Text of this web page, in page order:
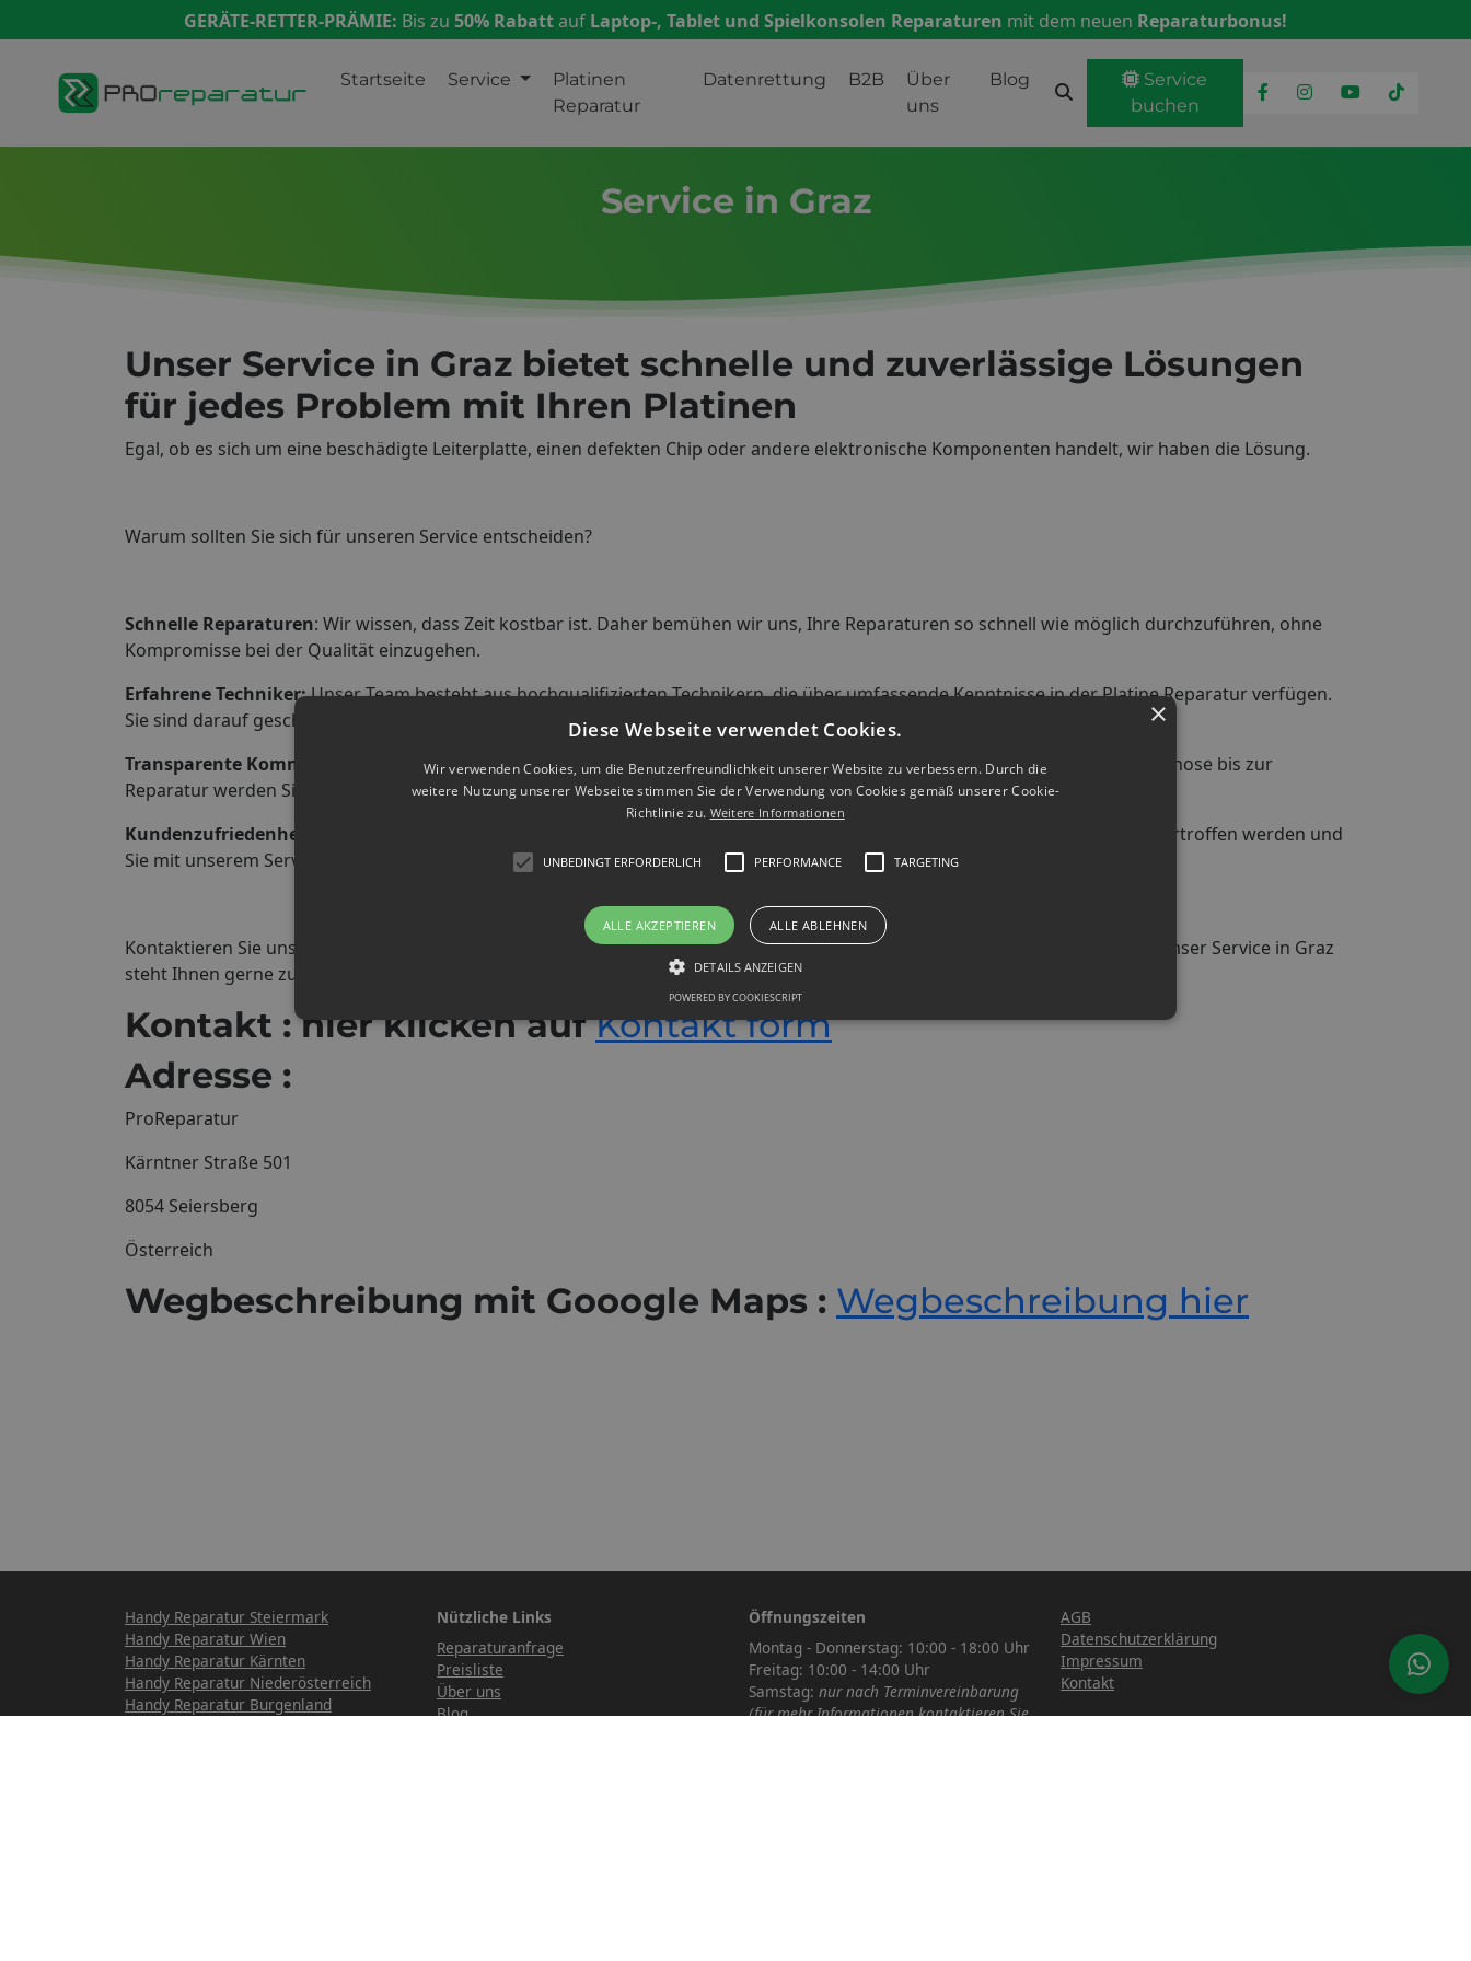
GERÄTE-RETTER-PRÄMIE: Bis zu 50% Rabattauf Laptop-, Tablet und Spielkonsolen Reparaturen mit dem neuen Reparaturbonus!
Startseite Service
Platinen
Reparatur
Datenrettung B2B
Über
uns
Blog
Service
buchen
Service in Graz
Unser Service in Graz bietet schnelle und zuverlässige Lösungen
für jedes Problem mit Ihren Platinen
Egal, ob es sich um eine beschädigte Leiterplatte, einen defekten Chip oder andere elektronische Komponenten handelt, wir haben die Lösung.
Warum sollten Sie sich für unseren Service entscheiden?
Schnelle Reparaturen: Wir wissen, dass Zeit kostbar ist. Daher bemühen wir uns, Ihre Reparaturen so schnell wie möglich durchzuführen, ohne
Kompromisse bei der Qualität einzugehen.
Erfahrene Techniker:Unser Team besteht aus hochqualifizierten Technikern, die über umfassende Kenntnisse in der Platine Reparatur verfügen.
Sie sind darauf geschult, Probleme schnell zu erkennen und effektive Lösungen zu finden.
Transparente Kommunikation:
Wir halten Sie während des gesamten Reparaturprozesses auf dem Laufenden. Von der Diagnose bis zur
Reparatur werden Sie über jeden Schritt informiert, damit Sie genau wissen, was mit Ihrem Gerät passiert.
Kundenzufriedenheit:
Ihre Zufriedenheit ist unser oberstes Ziel. Wir tun alles, um sicherzustellen, dass Ihre Erwartungen übertroffen werden und
Sie mit unserem Service vollkommen zufrieden sind.
Kontaktieren Sie uns noch heute, um mehr zu erfahren oder einen Termin zu vereinbaren. Wir sind hier, um Ihnen zu helfen! Unser Service in Graz
steht Ihnen gerne zur Verfügung!
Kontakt : hier klicken aufKontakt form
Adresse :
ProReparatur
Kärntner Straße 501
8054 Seiersberg
Österreich
Wegbeschreibung mit Gooogle Maps : Wegbeschreibung hier
Handy Reparatur Steiermark
Handy Reparatur Wien
Handy Reparatur Kärnten
Handy Reparatur Niederösterreich
Handy Reparatur Burgenland
Nützliche Links
Reparaturanfrage
Preisliste
Über uns
Blog
Öffnungszeiten
Montag - Donnerstag: 10:00 - 18:00 Uhr
Freitag: 10:00 - 14:00 Uhr
Samstag: nur nach Terminvereinbarung
(für mehr Informationen kontaktieren Sie
AGB
Datenschutzerklärung
Impressum
Kontakt
×
Diese Webseite verwendet Cookies.
Wir verwenden Cookies, um die Benutzerfreundlichkeit unserer Website zu verbessern. Durch die
weitere Nutzung unserer Webseite stimmen Sie der Verwendung von Cookies gemäß unserer Cookie-
Richtlinie zu. Weitere Informationen
UNBEDINGT ERFORDERLICH PERFORMANCE TARGETING
ALLE AKZEPTIEREN ALLE ABLEHNEN
DETAILS ANZEIGEN
POWERED BY COOKIESCRIPT